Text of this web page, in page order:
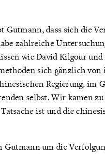
Gutmann, dass sich die
zahlreiche
wie David Kilgour
sich gänzlich
Regierung, im
selbst. Wir kamen
ist und die
Gutmann um die